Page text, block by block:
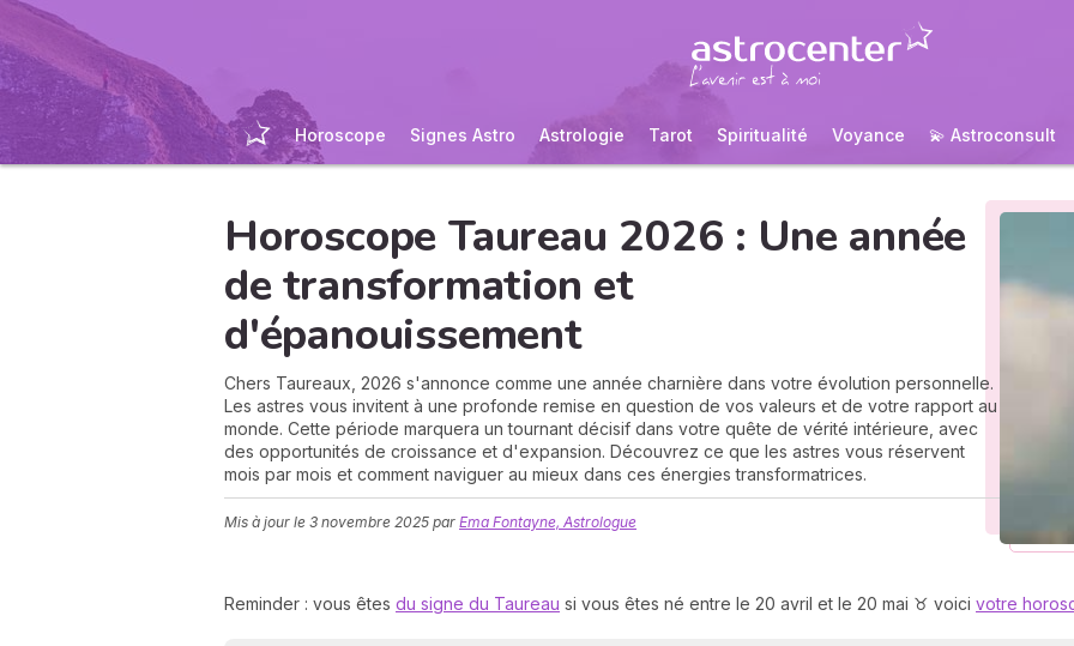
Horoscope Signes Astro Astrologie Tarot Spiritualité Voyance 💫 Astroconsult
Horoscope Taureau 2026 : Une année
de transformation et
d'épanouissement
Chers Taureaux, 2026 s'annonce comme une année charnière dans votre évolution personnelle.
Les astres vous invitent à une profonde remise en question de vos valeurs et de votre rapport au
monde. Cette période marquera un tournant décisif dans votre quête de vérité intérieure, avec
des opportunités de croissance et d'expansion. Découvrez ce que les astres vous réservent
mois par mois et comment naviguer au mieux dans ces énergies transformatrices.
Mis à jour le 3 novembre 2025 par Ema Fontayne, Astrologue
Reminder : vous êtes du signe du Taureau si vous êtes né entre le 20 avril et le 20 mai ♉ voici votre